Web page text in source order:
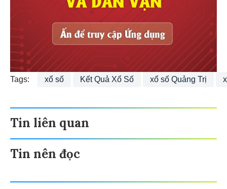
Tags: xổ số Kết Quả Xổ Số xổ số Quảng Trị
Tin liên quan
Tin nên đọc